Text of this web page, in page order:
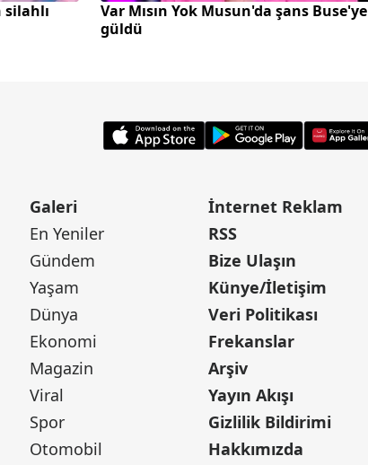
Var Mısın Yok Musun'da şans Buse'ye
güldü
Galeri
En Yeniler
Gündem
Yaşam
Dünya
Ekonomi
Magazin
Viral
Spor
Otomobil
İnternet Reklam
RSS
Bize Ulaşın
Künye/İletişim
Veri Politikası
Frekanslar
Arşiv
Yayın Akışı
Gizlilik Bildirimi
Hakkımızda